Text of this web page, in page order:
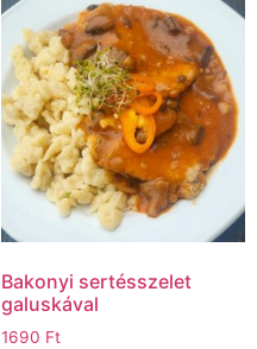
Bakonyi sertésszelet
galuskával
1690 Ft